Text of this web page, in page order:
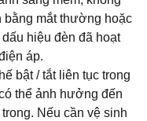
để loại bỏ bụi bám
rõ và đều. Việc bảo
chiếu sáng và duy